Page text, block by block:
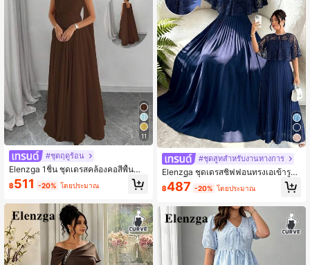
11
#ชุดฤดูร้อน
Elenzga 1ชิ้น ชุดเดรสคล้องคอสีพื้นสำ
หรับผู้หญิง ดีเทลอัดพลีท, ชุดเดรสยาวแ
ม็กซี่แขนกุดหรูหราสำหรับผู้หญิง
฿511 -20% โดยประมาณ
#ชุดสูทสำหรับงานทางการ
Elenzga ชุดเดรสชิฟฟอนทรงเอเข้ารูปเ
อว 2 ชิ้น สำหรับผู้หญิงไซส์ใหญ่ สไตล์ห
รูหราทางการ สำหรับงานปาร์ตี้ งานแต่
ลูกไม้จับจีบแบบคลุมไหล่
฿487 -20% โดยประมาณ